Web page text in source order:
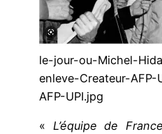
le-jour-ou-Michel-
enleve-Createur-AFP-
AFP-UPI.jpg
« L’équipe de